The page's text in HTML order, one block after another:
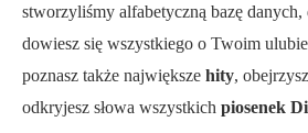
stworzyliśmy alfabetyczną bazę
dowiesz się wszystkiego o Twoim
poznasz także największe hity,
odkryjesz słowa wszystkich piosenek